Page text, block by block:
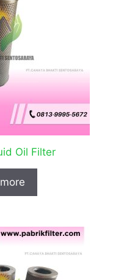
Oil Filter